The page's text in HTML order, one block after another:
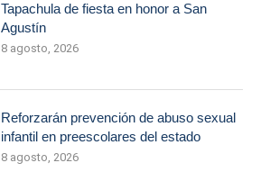
Tapachula de fiesta en honor a San
Agustín
8 agosto, 2026
Reforzarán prevención de abuso sexual
infantil en preescolares del estado
8 agosto, 2026